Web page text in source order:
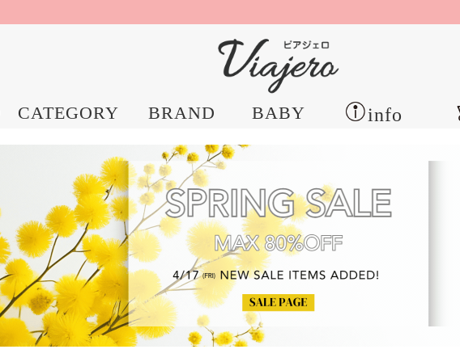
CATEGORY BRAND BABY info